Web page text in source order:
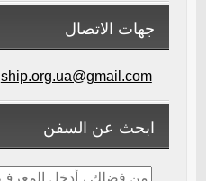
جهات الاتصال
ship.org.ua@gmail.com
ابحث عن السفن